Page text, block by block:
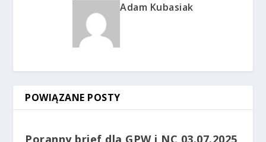
Adam Kubasiak
POWIĄZANE POSTY
Poranny brief dla GPW i NC 03.07.2025